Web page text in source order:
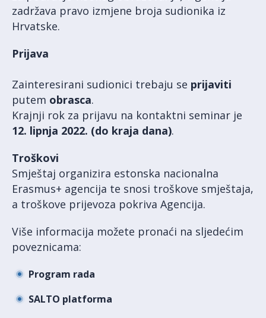
zadržava pravo izmjene broja sudionika iz
Hrvatske.
Prijava
Zainteresirani sudionici trebaju se prijaviti
putem obrasca.
Krajnji rok za prijavu na kontaktni seminar je
12. lipnja 2022. (do kraja dana).
Troškovi
Smještaj organizira estonska nacionalna
Erasmus+ agencija te snosi troškove smještaja,
a troškove prijevoza pokriva Agencija.
Više informacija možete pronaći na sljedećim
poveznicama:
Program rada
SALTO platforma